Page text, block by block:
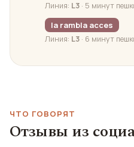
Линия: L3 · 5 минут
la rambla acces
Линия: L3 · 6 минут
ЧТО ГОВОРЯТ
Отзывы из